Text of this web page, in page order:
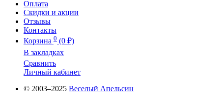
Оплата
Скидки и акции
Отзывы
Контакты
Корзина 0 (0 ₽)
В закладках
Сравнить
Личный кабинет
© 2003–2025 Веселый Апельсин